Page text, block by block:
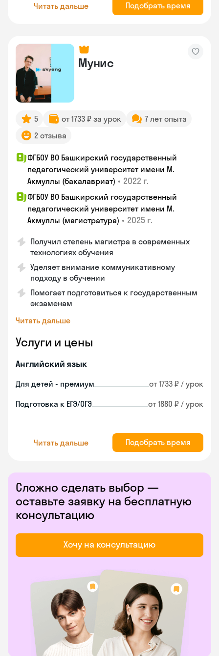
Читать дальше Подобрать время
Мунис
5 от 1733 ₽ за урок
7 лет опыта
2 отзыва
ФГБОУ ВО Башкирский государственный
педагогический университет имени М.
Акмуллы (бакалавриат) • 2022 г.
ФГБОУ ВО Башкирский государственный
педагогический университет имени М.
Акмуллы (магистратура) • 2025 г.
Получил степень магистра в современных
технологиях обучения
Уделяет внимание коммуникативному
подходу в обучении
Помогает подготовиться к государственным
экзаменам
Читать дальше
Услуги и цены
Английский язык
Для детей - премиум от 1733 ₽ / урок
Подготовка к ЕГЭ/ОГЭ от 1880 ₽ / урок
Читать дальше Подобрать время
Сложно сделать выбор —
оставьте заявку на бесплатную
консультацию
Хочу на консультацию